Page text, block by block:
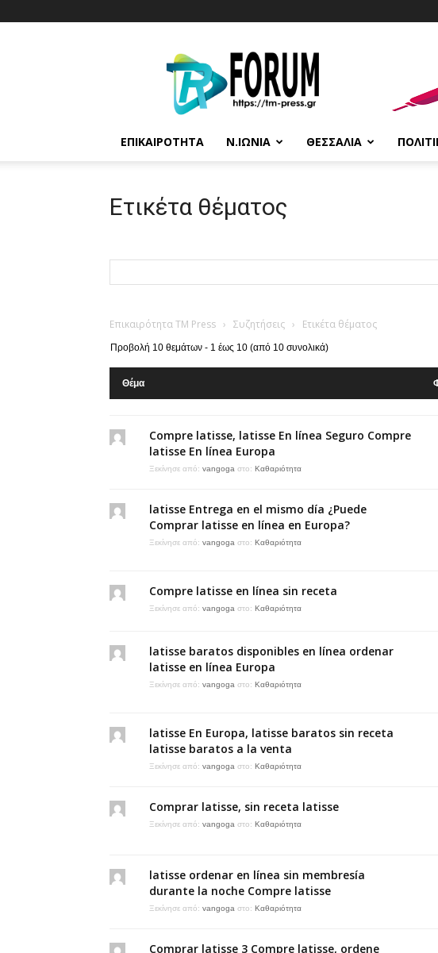
Press
ΕΠΙΚΑΙΡΌΤΗΤΑ Ν.ΙΩΝΊΑ ΘΕΣΣΑΛΊΑ
Ετικέτα θέματος
Επικαιρότητα TM Press › Συζητήσεις › Ετικέτα θέματος
Προβολή 10 θεμάτων - 1 έως 10 (από 10 συνολικά)
Θέμα
Compre latisse, latisse En línea Seguro Compre
latisse En línea Europa
Ξεκίνησε από: vangoga στο: Καθαριότητα
latisse Entrega en el mismo día ¿Puede
Comprar latisse en línea en Europa?
Ξεκίνησε από: vangoga στο: Καθαριότητα
Compre latisse en línea sin receta
Ξεκίνησε από: vangoga στο: Καθαριότητα
latisse baratos disponibles en línea ordenar
latisse en línea Europa
Ξεκίνησε από: vangoga στο: Καθαριότητα
latisse En Europa, latisse baratos sin receta
latisse baratos a la venta
Ξεκίνησε από: vangoga στο: Καθαριότητα
Comprar latisse, sin receta latisse
Ξεκίνησε από: vangoga στο: Καθαριότητα
latisse ordenar en línea sin membresía
durante la noche Compre latisse
Ξεκίνησε από: vangoga στο: Καθαριότητα
Comprar latisse 3 Compre latisse, ordene